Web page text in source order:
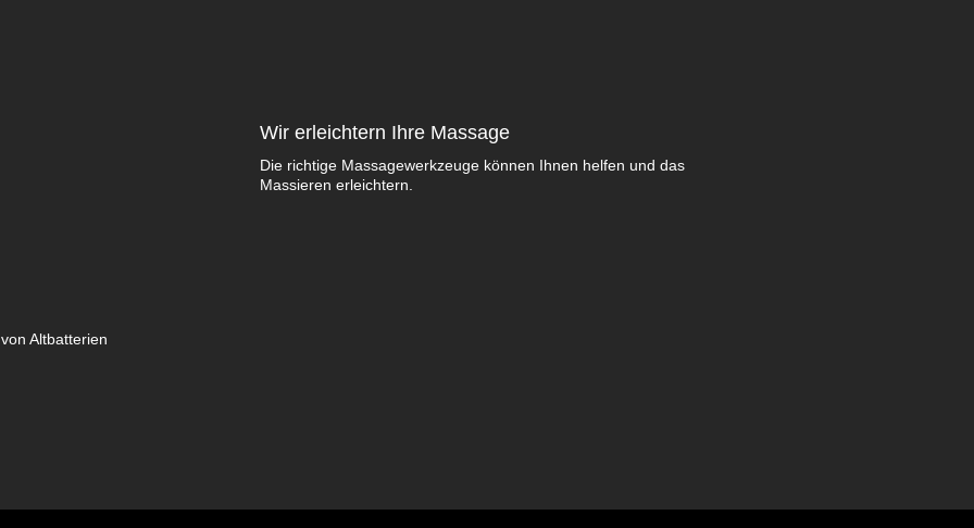
Altbatterien
Wir erleichtern Ihre Massage
Die richtige Massagewerkzeuge können Ihnen helfen und das
Massieren erleichtern.